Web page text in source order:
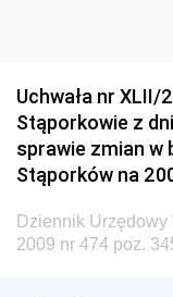
Dziennik
Materiałów
Dziennik
Dziennik
Środowiska
Dziennik
Uchwała nr XLII/
Stąporkowie z
sprawie zmian w
Stąporków na
Dziennik
2009 nr 474 poz.